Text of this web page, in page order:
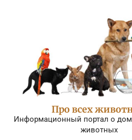
Про всех
Информационный портал о
животных